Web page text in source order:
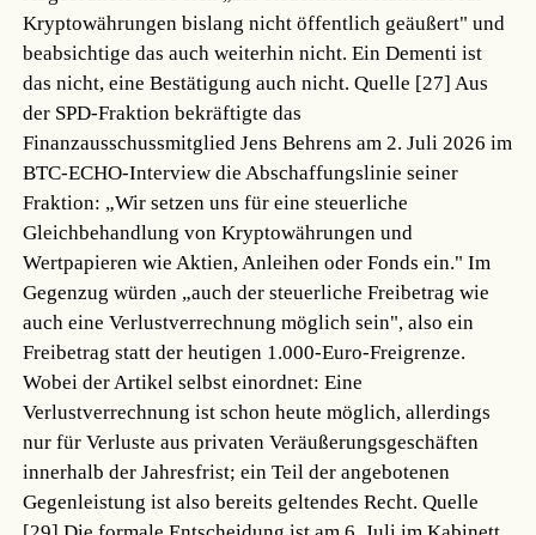
Kryptowährungen bislang nicht öffentlich geäußert" und
beabsichtige das auch weiterhin nicht. Ein Dementi ist
das nicht, eine Bestätigung auch nicht.Quelle [27] Aus
der SPD-Fraktion bekräftigte das
Finanzausschussmitglied Jens Behrens am 2. Juli 2026 im
BTC-ECHO-Interview die Abschaffungslinie seiner
Fraktion: „Wir setzen uns für eine steuerliche
Gleichbehandlung von Kryptowährungen und
Wertpapieren wie Aktien, Anleihen oder Fonds ein." Im
Gegenzug würden „auch der steuerliche Freibetrag wie
auch eine Verlustverrechnung möglich sein", also ein
Freibetrag statt der heutigen 1.000-Euro-Freigrenze.
Wobei der Artikel selbst einordnet: Eine
Verlustverrechnung ist schon heute möglich, allerdings
nur für Verluste aus privaten Veräußerungsgeschäften
innerhalb der Jahresfrist; ein Teil der angebotenen
Gegenleistung ist also bereits geltendes Recht.Quelle